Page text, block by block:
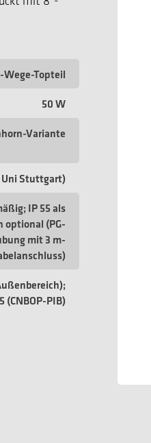
Wege-Topteil
50 W
Variante
Stuttgart)
IP 55 als
optional (PG-
mit 3 m-
(CNBOP-PIB)